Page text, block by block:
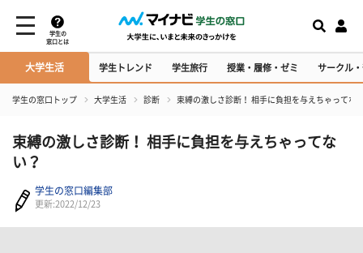
学生の
窓口とは
大学生活 学生トレンド 学生旅行 授業・履修・ゼミ サークル
学生の窓口トップ 大学生活 診断 束縛の激しさ診断！ 相手に負担を与えちゃってな
束縛の激しさ診断！ 相手に負担を与えちゃってな
い？
学生の窓口編集部
更新:2022/12/23